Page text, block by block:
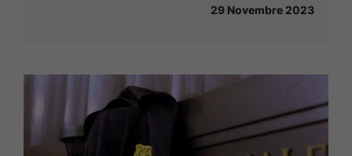
29 Novembre 2023